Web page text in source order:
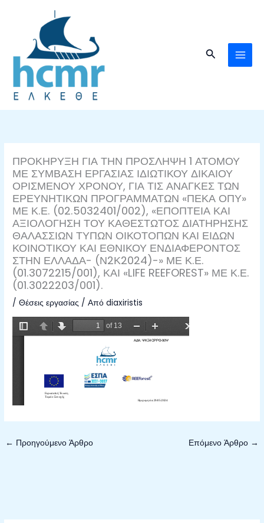
περιεχόμενο
Αναζήτηση
ΠΡΟΚΗΡΥΞΗ ΓΙΑ ΤΗΝ ΠΡΟΣΛΗΨΗ 1 ΑΤΟΜΟΥ
ΜΕ ΣΥΜΒΑΣΗ ΕΡΓΑΣΙΑΣ ΙΔΙΩΤΙΚΟΥ ΔΙΚΑΙΟΥ
ΟΡΙΣΜΕΝΟΥ ΧΡΟΝΟΥ, ΓΙΑ ΤΙΣ ΑΝΑΓΚΕΣ ΤΩΝ
ΕΡΕΥΝΗΤΙΚΩΝ ΠΡΟΓΡΑΜΜΑΤΩΝ «ΠΕΚΑ ΟΠΥ»
ΜΕ Κ.Ε. (02.5032401/002), «ΕΠΟΠΤΕΙΑ ΚΑΙ
ΑΞΙΟΛΟΓΗΣΗ ΤΟΥ ΚΑΘΕΣΤΩΤΟΣ ΔΙΑΤΗΡΗΣΗΣ
ΘΑΛΑΣΣΙΩΝ ΤΥΠΩΝ ΟΙΚΟΤΟΠΩΝ ΚΑΙ ΕΙΔΩΝ
ΚΟΙΝΟΤΙΚΟΥ ΚΑΙ ΕΘΝΙΚΟΥ ΕΝΔΙΑΦΕΡΟΝΤΟΣ
ΣΤΗΝ ΕΛΛΑΔΑ- (Ν2Κ2024)-» ΜΕ Κ.Ε.
(01.3072215/001), ΚΑΙ «LIFE REEFOREST» ΜΕ Κ.Ε.
(01.3022203/001).
/Θέσεις εργασίας / Απόdiaxiristis
← Προηγούμενο Άρθρο Επόμενο Άρθρο →